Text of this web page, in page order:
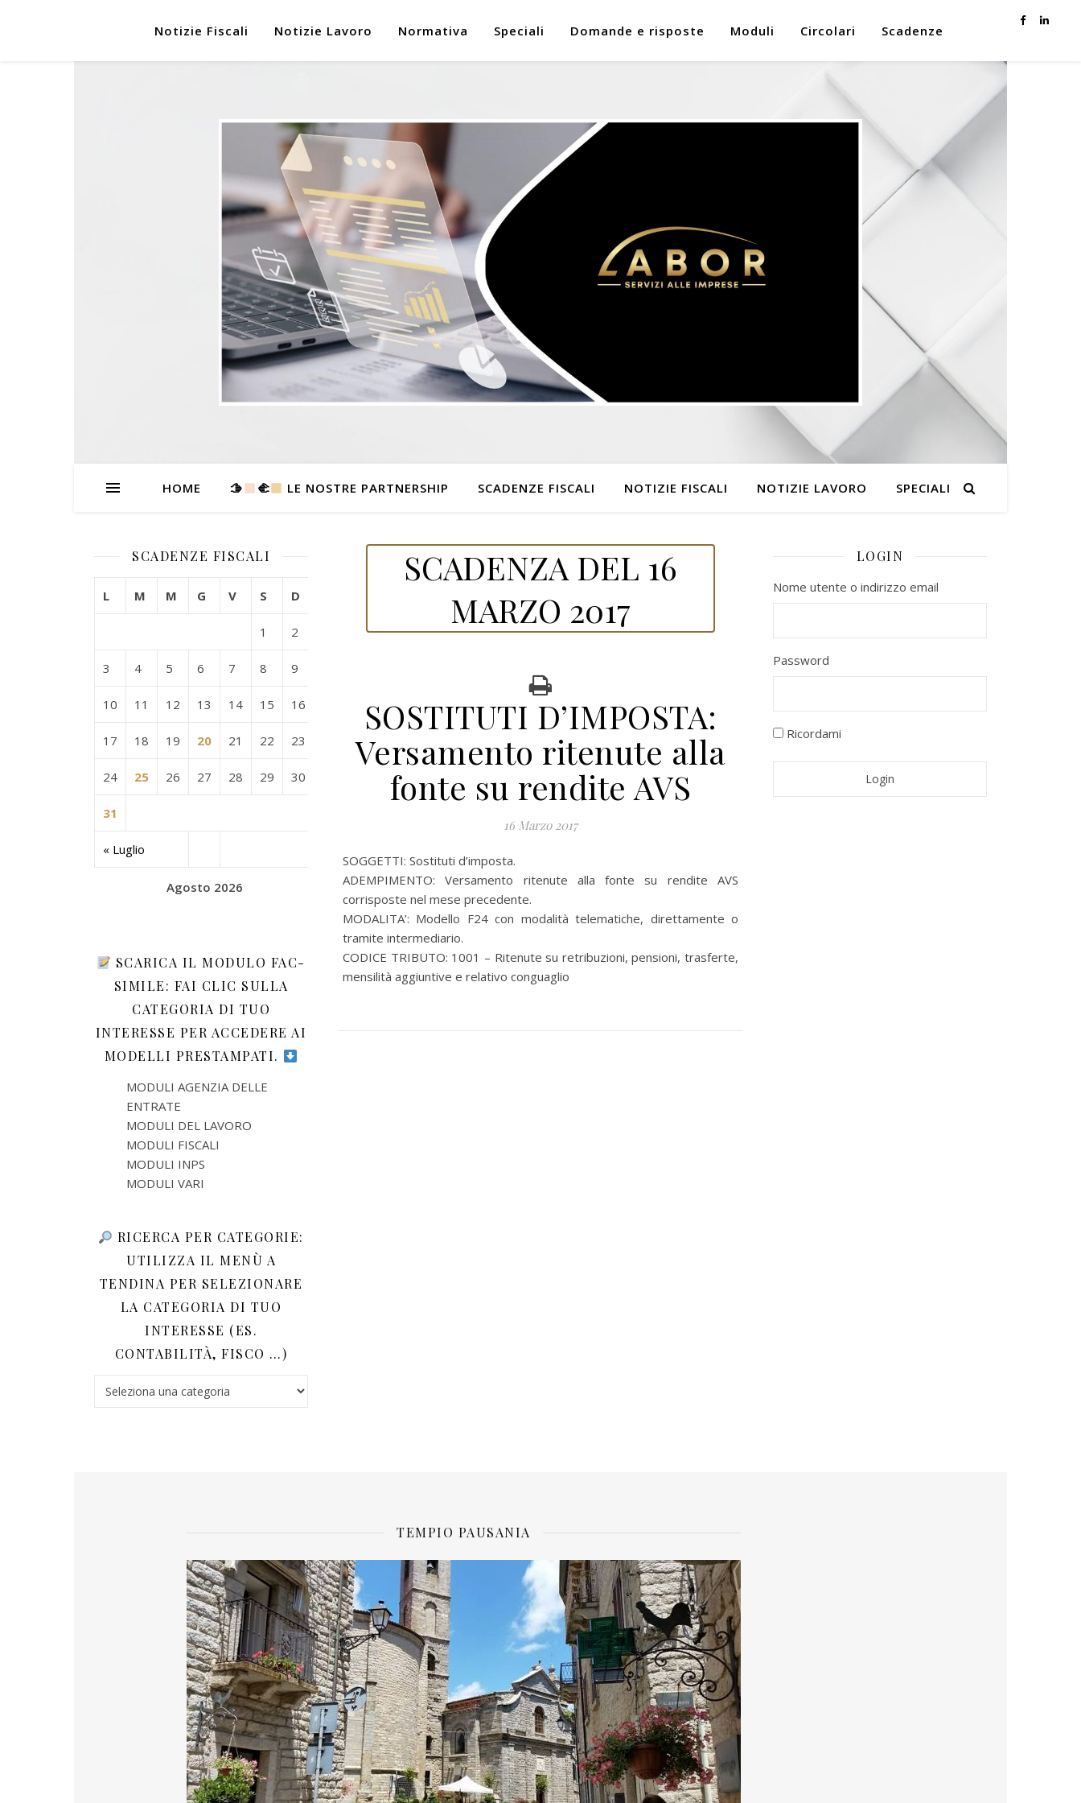
Notizie Fiscali Notizie Lavoro Normativa Speciali Domande e risposte Moduli Circolari Scadenze
HOME 🫱 ‍🫲 LE NOSTRE PARTNERSHIP SCADENZE FISCALI NOTIZIE FISCALI NOTIZIE LAVORO SPECIALI
SCADENZE FISCALI
Agosto 2026
L M M G V S D
« Luglio
1 2
3 4 5 6 7 8 9
10 11 12 13 14 15 16
17 18 19 20 21 22 23
24 25 26 27 28 29 30
31
SCARICA IL MODULO FAC-
SIMILE: FAI CLIC SULLA
CATEGORIA DI TUO
INTERESSE PER ACCEDERE AI
MODELLI PRESTAMPATI.
MODULI AGENZIA DELLE
ENTRATE
MODULI DEL LAVORO
MODULI FISCALI
MODULI INPS
MODULI VARI
RICERCA PER CATEGORIE:
UTILIZZA IL MENÙ A
TENDINA PER SELEZIONARE
LA CATEGORIA DI TUO
INTERESSE (ES.
CONTABILITÀ, FISCO …)
Ricerca per categorie: utilizza il menù a tendina per selezionare la categoria di tuo interesse (es. contabilità, Fisco …)
SCADENZA DEL 16
MARZO 2017
SOSTITUTI D’IMPOSTA:
Versamento ritenute alla
fonte su rendite AVS
16 Marzo 2017
SOGGETTI: Sostituti d’imposta.
ADEMPIMENTO: Versamento ritenute alla fonte su rendite AVS
corrisposte nel mese precedente.
MODALITA’: Modello F24 con modalità telematiche, direttamente o
tramite intermediario.
CODICE TRIBUTO: 1001 – Ritenute su retribuzioni, pensioni, trasferte,
mensilità aggiuntive e relativo conguaglio
LOGIN
Nome utente o indirizzo email
Password
Ricordami
TEMPIO PAUSANIA